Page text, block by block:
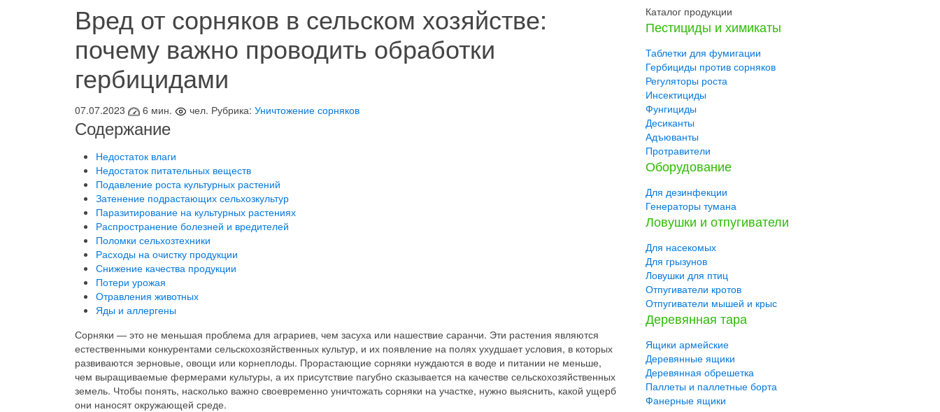
Вред от сорняков в сельском хозяйстве:
почему важно проводить обработки
гербицидами
07.07.2023 6 мин. чел. Рубрика: Уничтожение сорняков
Содержание
Недостаток влаги
Недостаток питательных веществ
Подавление роста культурных растений
Затенение подрастающих сельхозкультур
Паразитирование на культурных растениях
Распространение болезней и вредителей
Поломки сельхозтехники
Расходы на очистку продукции
Снижение качества продукции
Потери урожая
Отравления животных
Яды и аллергены
Сорняки — это не меньшая проблема для аграриев, чем засуха или нашествие саранчи. Эти растения являются
естественными конкурентами сельскохозяйственных культур, и их появление на полях ухудшает условия, в которых
развиваются зерновые, овощи или корнеплоды. Прорастающие сорняки нуждаются в воде и питании не меньше,
чем выращиваемые фермерами культуры, а их присутствие пагубно сказывается на качестве сельскохозяйственных
земель. Чтобы понять, насколько важно своевременно уничтожать сорняки на участке, нужно выяснить, какой ущерб
они наносят окружающей среде.
Каталог продукции
Пестициды и химикаты
Таблетки для фумигации
Гербициды против сорняков
Регуляторы роста
Инсектициды
Фунгициды
Десиканты
Адъюванты
Протравители
Оборудование
Для дезинфекции
Генераторы тумана
Ловушки и отпугиватели
Для насекомых
Для грызунов
Ловушки для птиц
Отпугиватели кротов
Отпугиватели мышей и крыс
Деревянная тара
Ящики армейские
Деревянные ящики
Деревянная обрешетка
Паллеты и паллетные борта
Фанерные ящики